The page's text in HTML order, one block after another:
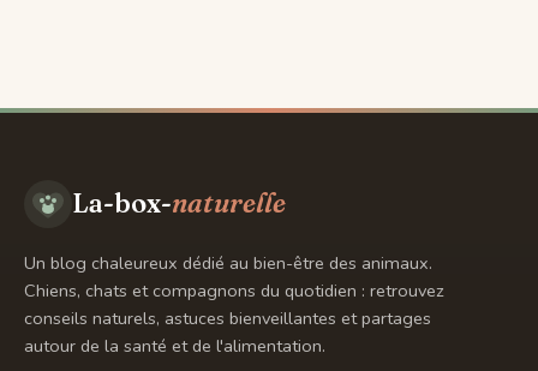
La-box-naturelle
Un blog chaleureux dédié au bien-être des animaux.
Chiens, chats et compagnons du quotidien : retrouvez
conseils naturels, astuces bienveillantes et partages
autour de la santé et de l'alimentation.